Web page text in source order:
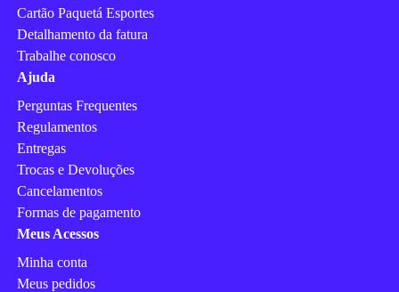
Cartão Paquetá Esportes
Detalhamento da fatura
Trabalhe conosco
Ajuda
Perguntas Frequentes
Regulamentos
Entregas
Trocas e Devoluções
Cancelamentos
Formas de pagamento
Meus Acessos
Minha conta
Meus pedidos